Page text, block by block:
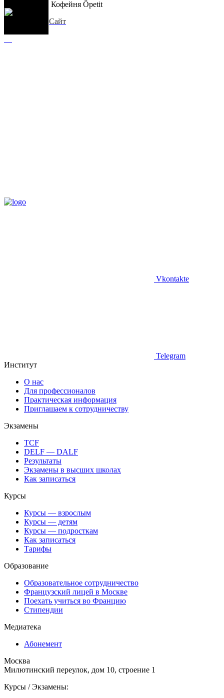
Кофейня Ôpetit
Сайт
Vkontakte
Telegram
Институт
О нас
Для профессионалов
Практическая информация
Приглашаем к сотрудничеству
Экзамены
TCF
DELF — DALF
Результаты
Экзамены в высших школах
Как записаться
Курсы
Курсы — взрослым
Курсы — детям
Курсы — подросткам
Как записаться
Тарифы
Образование
Образовательное сотрудничество
Французский лицей в Москве
Поехать учиться во Францию
Стипендии
Медиатека
Абонемент
Москва
Милютинский переулок, дом 10, строение 1
Курсы / Экзамены: